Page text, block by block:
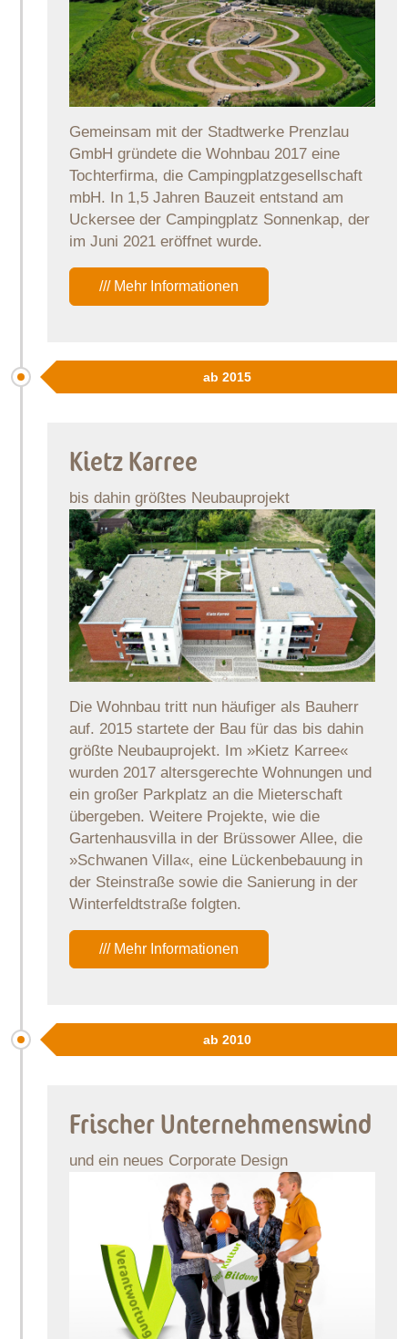
Gemeinsam mit der Stadtwerke Prenzlau
GmbH gründete die Wohnbau 2017 eine
Tochterfirma, die Campingplatzgesellschaft
mbH. In 1,5 Jahren Bauzeit entstand am
Uckersee der Campingplatz Sonnenkap, der
im Juni 2021 eröffnet wurde.
/// Mehr Informationen
ab 2015
Kietz Karree
bis dahin größtes Neubauprojekt
Die Wohnbau tritt nun häufiger als Bauherr
auf. 2015 startete der Bau für das bis dahin
größte Neubauprojekt. Im »Kietz Karree«
wurden 2017 altersgerechte Wohnungen und
ein großer Parkplatz an die Mieterschaft
übergeben. Weitere Projekte, wie die
Gartenhausvilla in der Brüssower Allee, die
»Schwanen Villa«, eine Lückenbebauung in
der Steinstraße sowie die Sanierung in der
Winterfeldtstraße folgten.
/// Mehr Informationen
ab 2010
Frischer Unternehmenswind
und ein neues Corporate Design